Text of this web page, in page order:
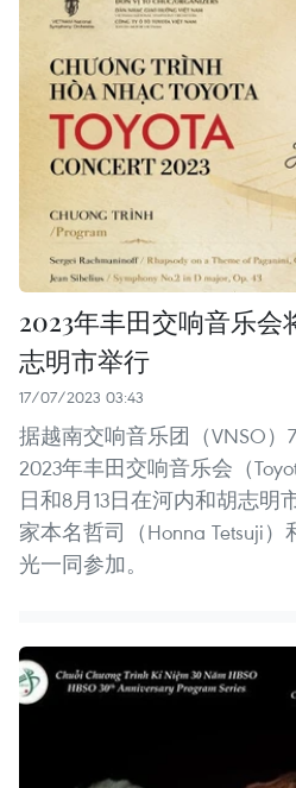
2023年丰田交响音乐会
志明市举行
17/07/2023 03:43
据越南交响音乐团（VNSO）
2023年丰田交响音乐会（
日和8月13日在河内和胡志明
家本名哲司（Honna Tetsuji
光一同参加。